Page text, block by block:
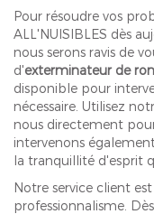
Pour résoudre vos
ALL'NUISIBLES dès
nous serons ravis de
d'exterminateur de
disponible pour
nécessaire. Utilisez
nous directement
intervenons
la tranquillité d'esprit
Notre service client
professionnalisme.